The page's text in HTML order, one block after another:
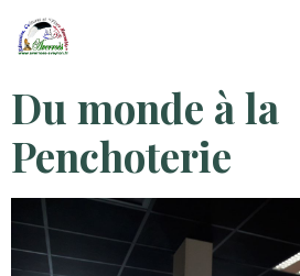
Du monde à la
Penchoterie